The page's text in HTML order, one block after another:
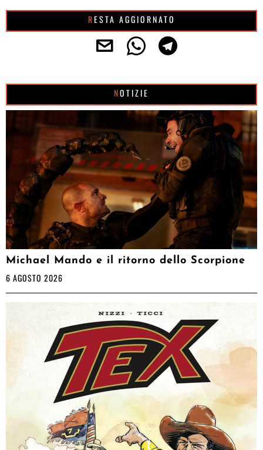
RESTA AGGIORNATO
NOTIZIE
Michael Mando e il ritorno dello Scorpione
6 AGOSTO 2026